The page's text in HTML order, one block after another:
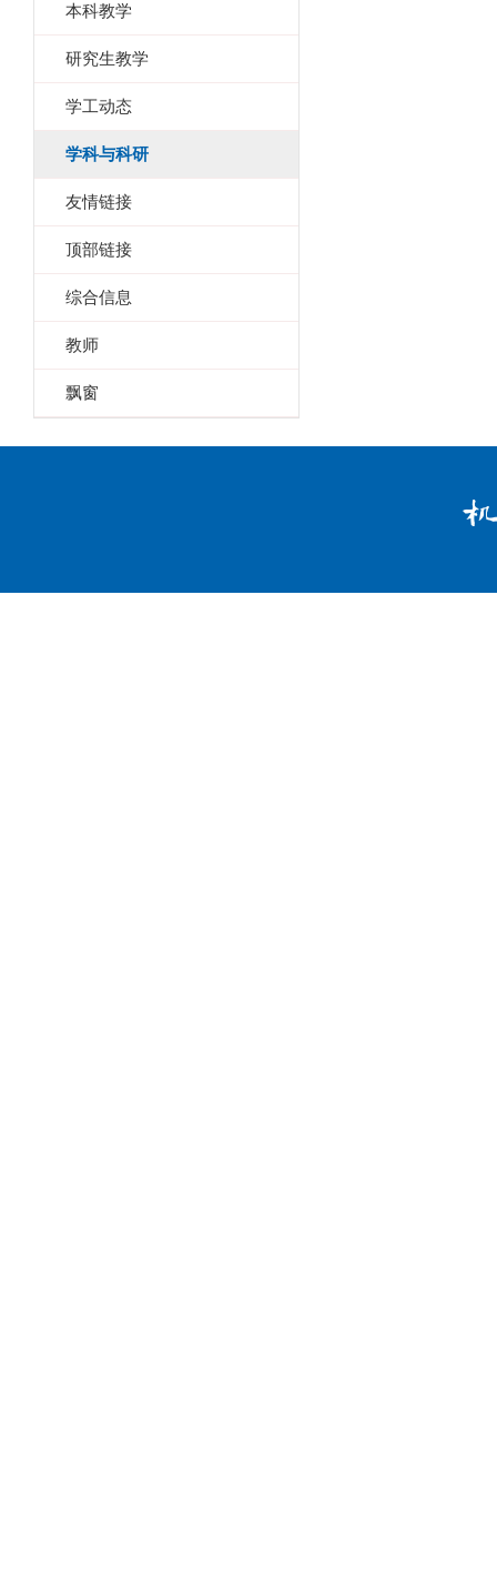
本科教学
研究生教学
学工动态
学科与科研
友情链接
顶部链接
综合信息
教师
飘窗